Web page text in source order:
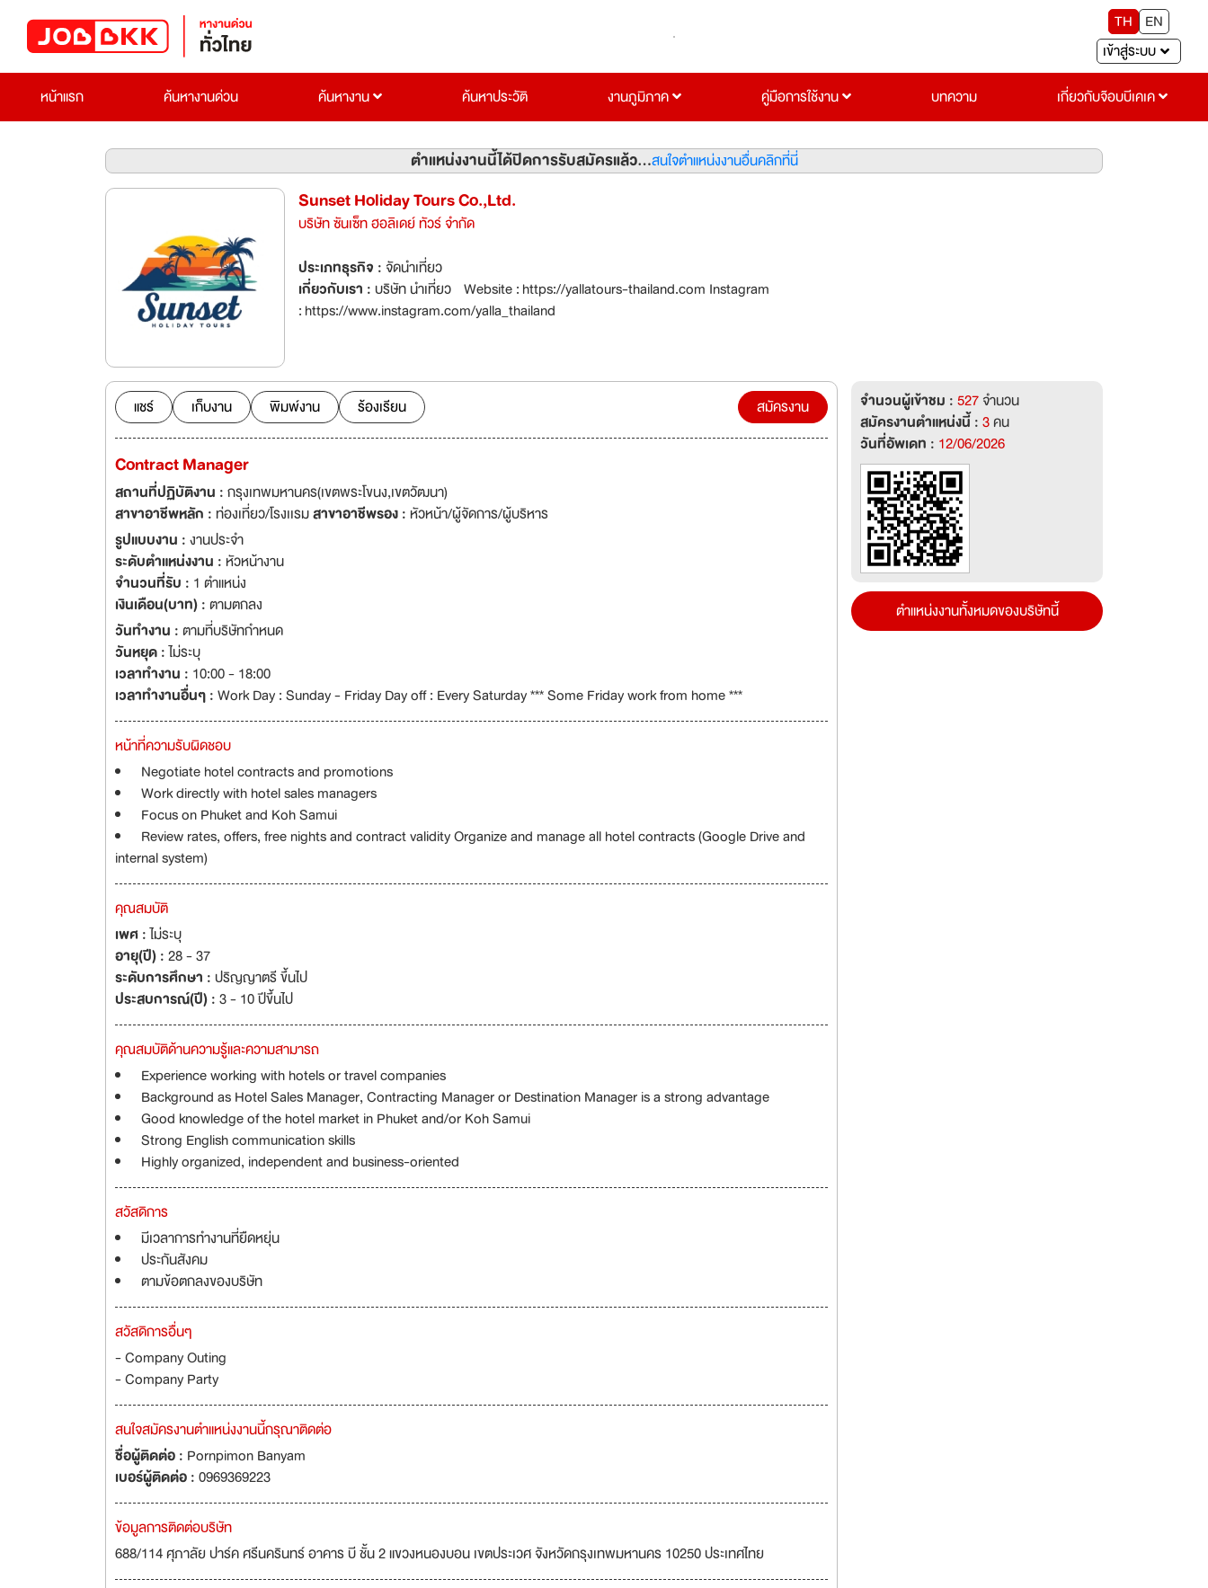
TH
EN
เข้าสู่ระบบ
หน้าแรก
ค้นหางานด่วน ค้นหางาน ค้นหาประวัติ งานภูมิภาค คู่มือการใช้งาน บทความ เกี่ยวกับจ๊อบบีเคเค
ตำแหน่งงานนี้ได้ปิดการรับสมัครแล้ว...สนใจตำแหน่งงานอื่นคลิกที่นี่
Sunset Holiday Tours Co.,Ltd.
บริษัท ซันเซ็ท ฮอลิเดย์ ทัวร์ จำกัด
ประเภทธุรกิจ : จัดนำเที่ยว
เกี่ยวกับเรา :บริษัท นำเที่ยว Website : https://yallatours-thailand.com Instagram
: https://www.instagram.com/yalla_thailand
แชร์ เก็บงาน พิมพ์งาน ร้องเรียน สมัครงาน
Contract Manager
สถานที่ปฏิบัติงาน :กรุงเทพมหานคร(เขตพระโขนง,เขตวัฒนา)
สาขาอาชีพหลัก :ท่องเที่ยว/โรงเเรมสาขาอาชีพรอง :หัวหน้า/ผู้จัดการ/ผู้บริหาร
รูปแบบงาน :งานประจำ
ระดับตำแหน่งงาน :หัวหน้างาน
จำนวนที่รับ : 1 ตำแหน่ง
เงินเดือน(บาท) :ตามตกลง
วันทำงาน :ตามที่บริษัทกำหนด
วันหยุด :ไม่ระบุ
เวลาทำงาน : 10:00 - 18:00
เวลาทำงานอื่นๆ :Work Day : Sunday - Friday Day off : Every Saturday *** Some Friday work from home ***
หน้าที่ความรับผิดชอบ
Negotiate hotel contracts and promotions
Work directly with hotel sales managers
Focus on Phuket and Koh Samui
Review rates, offers, free nights and contract validity Organize and manage all hotel contracts (Google Drive and
internal system)
คุณสมบัติ
เพศ :ไม่ระบุ
อายุ(ปี) :28 - 37
ระดับการศึกษา :ปริญญาตรี ขึ้นไป
ประสบการณ์(ปี) :3 - 10 ปีขึ้นไป
คุณสมบัติด้านความรู้และความสามารถ
Experience working with hotels or travel companies
Background as Hotel Sales Manager, Contracting Manager or Destination Manager is a strong advantage
Good knowledge of the hotel market in Phuket and/or Koh Samui
Strong English communication skills
Highly organized, independent and business-oriented
สวัสดิการ
มีเวลาการทำงานที่ยืดหยุ่น
ประกันสังคม
ตามข้อตกลงของบริษัท
สวัสดิการอื่นๆ
- Company Outing
- Company Party
สนใจสมัครงานตำแหน่งงานนี้กรุณาติดต่อ
ชื่อผู้ติดต่อ : Pornpimon Banyam
เบอร์ผู้ติดต่อ :0969369223
ข้อมูลการติดต่อบริษัท
688/114 ศุภาลัย ปาร์ค ศรีนครินทร์ อาคาร บี ชั้น 2 แขวงหนองบอน เขตประเวศ จังหวัดกรุงเทพมหานคร 10250 ประเทศไทย
จำนวนผู้เข้าชม :527จำนวน
สมัครงานตำแหน่งนี้ :3คน
วันที่อัพเดท : 12/06/2026
ตำแหน่งงานทั้งหมดของบริษัทนี้